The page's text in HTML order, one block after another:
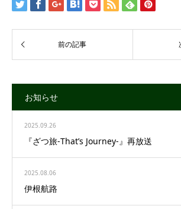
お知らせ
2025.09.26
『ざつ旅-That’s Journey-』再放送
2025.08.06
伊根航路